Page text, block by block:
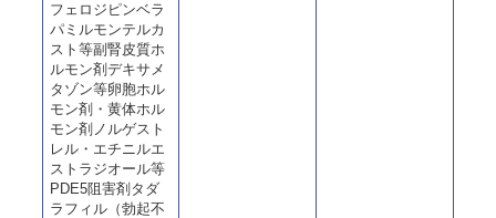
フェロジピンベラ
パミルモンテルカ
スト等副腎皮質ホ
ルモン剤デキサメ
タゾン等卵胞ホル
モン剤・黄体ホル
モン剤ノルゲスト
レル・エチニルエ
ストラジオール等
PDE5阻害剤タダ
ラフィル（勃起不